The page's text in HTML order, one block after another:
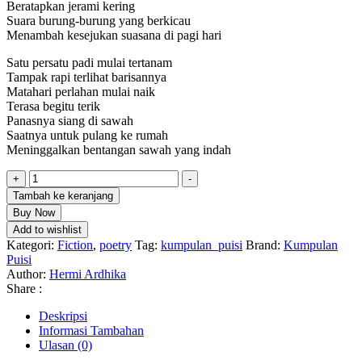
Beratapkan jerami kering
Suara burung-burung yang berkicau
Menambah kesejukan suasana di pagi hari
Satu persatu padi mulai tertanam
Tampak rapi terlihat barisannya
Matahari perlahan mulai naik
Terasa begitu terik
Panasnya siang di sawah
Saatnya untuk pulang ke rumah
Meninggalkan bentangan sawah yang indah
+
Kuantitas
Kumpulan
Puisi
Bentangan
Sawah
-
Tambah ke keranjang
Buy Now
Add to wishlist
Kategori: Fiction, poetry Tag: kumpulan_puisi Brand: Kumpulan
Puisi
Author: Hermi Ardhika
Share :
Deskripsi
Informasi Tambahan
Ulasan (0)